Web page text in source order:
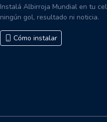
Instalá Albirroja Mundial en tu
ningún gol, resultado ni noticia.
Cómo instalar